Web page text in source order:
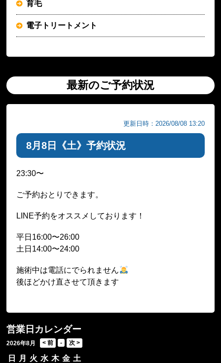
育毛
電子トリートメント
最新のご予約状況
更新日時：2026/08/08 13:20
8月8日《土》予約状況
23:30〜
ご予約おとりできます。
LINE予約をオススメしております！
平日16:00〜26:00
土日14:00〜24:00
施術中は電話にでられません
後ほどかけ直させて頂きます
営業日カレンダー
2026年8月
日 月 火 水 木 金 土